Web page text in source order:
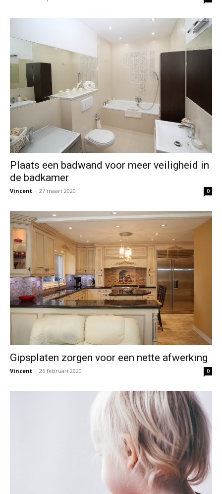
Plaats een badwand voor meer veiligheid in
de badkamer
Vincent - 27 maart 2020 0
Gipsplaten zorgen voor een nette afwerking
Vincent - 26 februari 2020 0